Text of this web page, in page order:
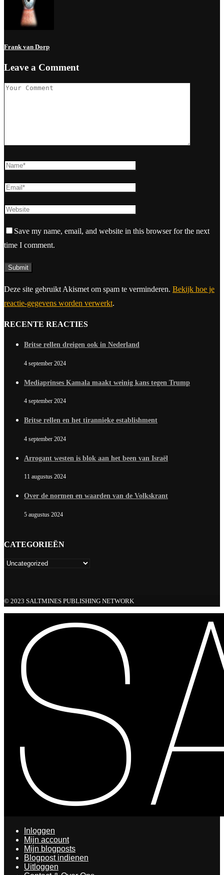
Frank van Dorp
Leave a Comment
Save my name, email, and website in this browser for the next
time I comment.
Deze site gebruikt Akismet om spam te verminderen. Bekijk hoe je
reactie-gegevens worden verwerkt.
RECENTE REACTIES
Britse rellen dreigen ook in Nederland
4 september 2024
Mediaprinses Kamala maakt weinig kans tegen Trump
4 september 2024
Britse rellen en het tirannieke establishment
4 september 2024
Arrogant westen is blok aan het been van Israël
11 augustus 2024
Over de normen en waarden van de Volkskrant
5 augustus 2024
CATEGORIEËN
© 2023 SALTMINES PUBLISHING NETWORK
Inloggen
Mijn account
Mijn blogposts
Blogpost indienen
Uitloggen